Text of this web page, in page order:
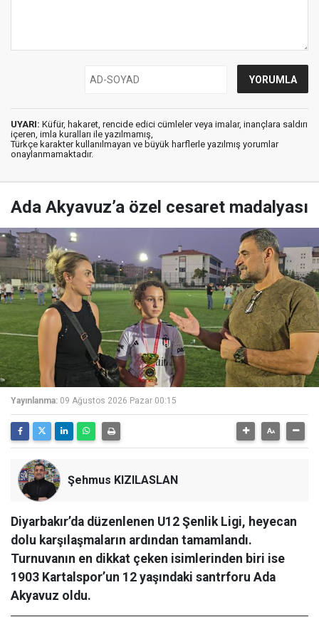
UYARI: Küfür, hakaret, rencide edici cümleler veya imalar, inançlara saldırı
içeren, imla kuralları ile yazılmamış,
Türkçe karakter kullanılmayan ve büyük harflerle yazılmış yorumlar
onaylanmamaktadır.
Ada Akyavuz’a özel cesaret madalyası
Yayınlanma: 09 Ağustos 2026 Pazar 00:15
Şehmus KIZILASLAN
Diyarbakır’da düzenlenen U12 Şenlik Ligi, heyecan
dolu karşılaşmaların ardından tamamlandı.
Turnuvanın en dikkat çeken isimlerinden biri ise
1903 Kartalspor’un 12 yaşındaki santrforu Ada
Akyavuz oldu.